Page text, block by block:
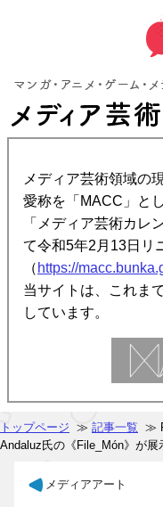
メディア芸術領域の
愛称を「MACC」と
「メディア芸術カレ
て令和5年2月13日リ
（ https://
当サイトは、これま
しています。
トップページ ≫ 記事一覧 ≫
Andaluz氏の《File_Món》が展
メディアアート